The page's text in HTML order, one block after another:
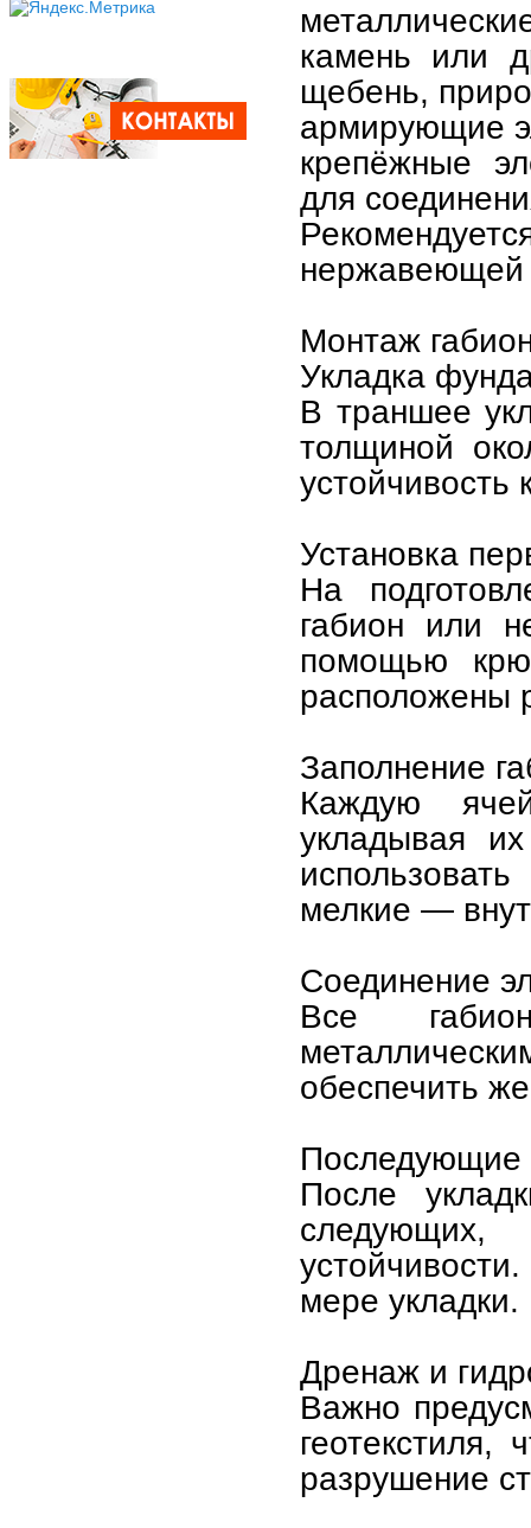
камень или
щебень,
армирующие
крепёжные
для
нержавеющей
Монтаж
Укладка
В траншее
толщиной
устойчивость
Установка
На
габион или
помощью
расположены
Заполнение
Каждую
укладывая
мелкие —
Соединение
Все
обеспечить
Последующие
После
мере укладки.
Дренаж и
Важно
геотекстиля,
разрушение